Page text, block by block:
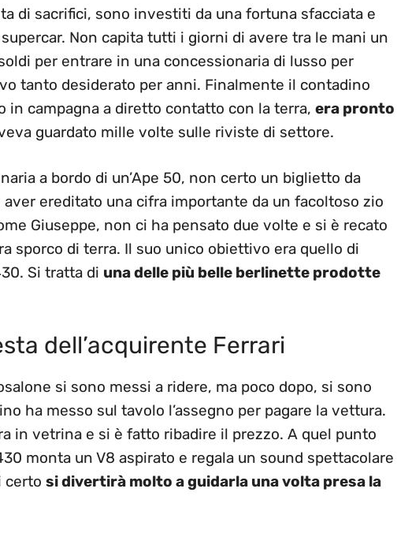
di sacrifici, sono investiti da una fortuna sfacciata e
Non capita tutti i giorni di avere tra le mani un
per entrare in una concessionaria di lusso per
tanto desiderato per anni. Finalmente il contadino
in campagna a diretto contatto con la terra, era pronto
guardato mille volte sulle riviste di settore.
a bordo di un’Ape 50, non certo un biglietto da
ereditato una cifra importante da un facoltoso zio
Giuseppe, non ci ha pensato due volte e si è recato
sporco di terra. Il suo unico obiettivo era quello di
Si tratta di una delle più belle berlinette prodotte
dell’acquirente Ferrari
si sono messi a ridere, ma poco dopo, si sono
ha messo sul tavolo l’assegno per pagare la vettura.
in vetrina e si è fatto ribadire il prezzo. A quel punto
monta un V8 aspirato e regala un sound spettacolare
certo si divertirà molto a guidarla una volta presa la